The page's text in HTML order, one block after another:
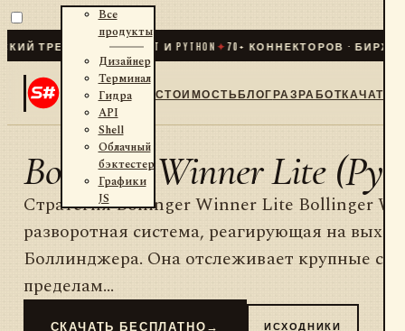
ТРЕЙДИНГ ДЛЯ .NET И PYTHON✦ 70+ КОННЕКТОРОВ · БИРЖИ ·
Все
продукты
Дизайнер
Терминал
Гидра
API
Shell
Облачный
бэктестер
Графики
JS
СТОИМОСТЬБЛОГРАЗРАБОТКАЧАТ
Bollinger Winner Lite
Стратегия Bollinger Winner Lite Bollinger
разворотная система, реагирующая на
Боллинджера. Она отслеживает крупные
пределам...
СКАЧАТЬ БЕСПЛАТНО → ИСХОДНИКИ